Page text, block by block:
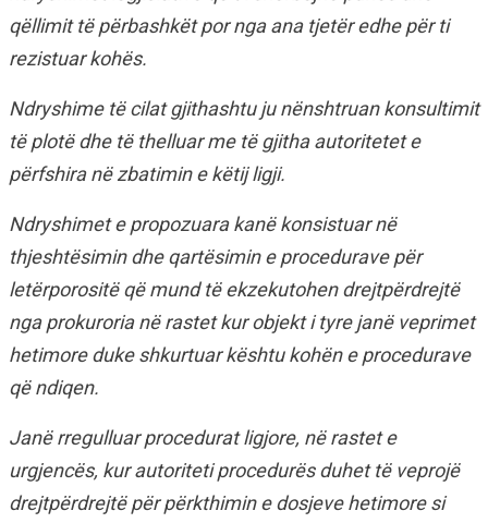
qëllimit të përbashkët por nga ana tjetër edhe për ti
rezistuar kohës.
Ndryshime të cilat gjithashtu ju nënshtruan konsultimit
të plotë dhe të thelluar me të gjitha autoritetet e
përfshira në zbatimin e këtij ligji.
Ndryshimet e propozuara kanë konsistuar në
thjeshtësimin dhe qartësimin e procedurave për
letërporositë që mund të ekzekutohen drejtpërdrejtë
nga prokuroria në rastet kur objekt i tyre janë veprimet
hetimore duke shkurtuar kështu kohën e procedurave
që ndiqen.
Janë rregulluar procedurat ligjore, në rastet e
urgjencës, kur autoriteti procedurës duhet të veprojë
drejtpërdrejtë për përkthimin e dosjeve hetimore si